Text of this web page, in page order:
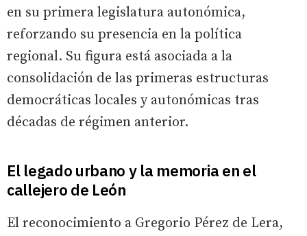
en su primera legislatura autonómica,
reforzando su presencia en la política
regional. Su figura está asociada a la
consolidación de las primeras estructuras
democráticas locales y autonómicas tras
décadas de régimen anterior.
El legado urbano y la memoria en el
callejero de León
El reconocimiento a Gregorio Pérez de Lera,